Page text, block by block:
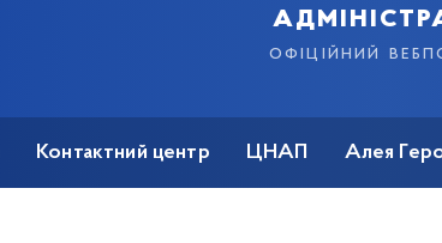
офіційний
Контактний центр ЦНАП Алея